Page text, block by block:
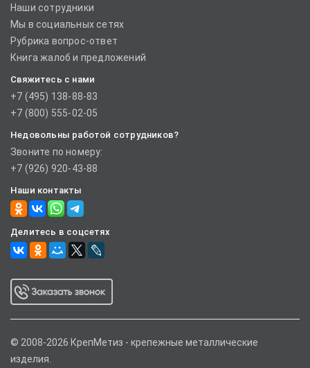
Наши сотрудники
Мы в социальных сетях
Рубрика вопрос-ответ
Книга жалоб и предложений
Свяжитесь с нами
+7 (495) 138-88-83
+7 (800) 555-02-05
Недовольны работой сотрудников?
Звоните по номеру:
+7 (926) 920-43-88
Наши контакты
Делитесь в соцсетях
© 2008-2026 КрепМетиз - крепежные металлические
изделия.